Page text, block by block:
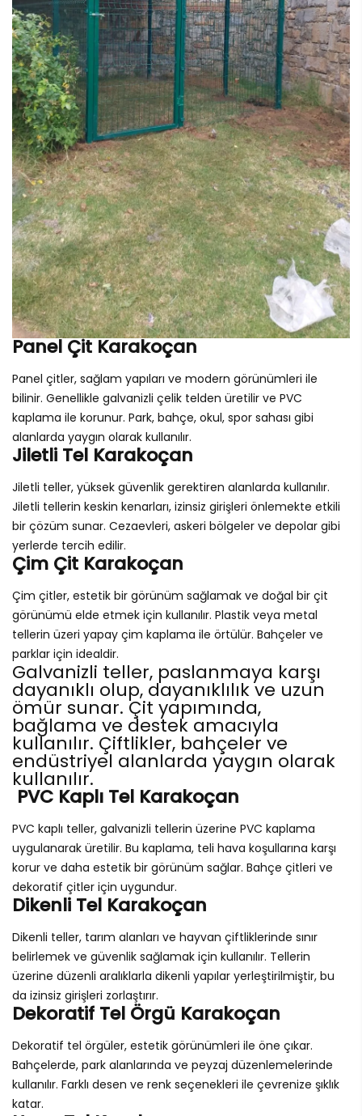
Panel Çit Karakoçan
Panel çitler, sağlam yapıları ve modern görünümleri ile
bilinir. Genellikle galvanizli çelik telden üretilir ve PVC
kaplama ile korunur. Park, bahçe, okul, spor sahası gibi
alanlarda yaygın olarak kullanılır.
Jiletli Tel Karakoçan
Jiletli teller, yüksek güvenlik gerektiren alanlarda kullanılır.
Jiletli tellerin keskin kenarları, izinsiz girişleri önlemekte etkili
bir çözüm sunar. Cezaevleri, askeri bölgeler ve depolar gibi
yerlerde tercih edilir.
Çim Çit Karakoçan
Çim çitler, estetik bir görünüm sağlamak ve doğal bir çit
görünümü elde etmek için kullanılır. Plastik veya metal
tellerin üzeri yapay çim kaplama ile örtülür. Bahçeler ve
parklar için idealdir.
Galvanizli teller, paslanmaya karşı
dayanıklı olup, dayanıklılık ve uzun
ömür sunar. Çit yapımında,
bağlama ve destek amacıyla
kullanılır. Çiftlikler, bahçeler ve
endüstriyel alanlarda yaygın olarak
kullanılır.
PVC Kaplı Tel Karakoçan
PVC kaplı teller, galvanizli tellerin üzerine PVC kaplama
uygulanarak üretilir. Bu kaplama, teli hava koşullarına karşı
korur ve daha estetik bir görünüm sağlar. Bahçe çitleri ve
dekoratif çitler için uygundur.
Dikenli Tel Karakoçan
Dikenli teller, tarım alanları ve hayvan çiftliklerinde sınır
belirlemek ve güvenlik sağlamak için kullanılır. Tellerin
üzerine düzenli aralıklarla dikenli yapılar yerleştirilmiştir, bu
da izinsiz girişleri zorlaştırır.
Dekoratif Tel Örgü Karakoçan
Dekoratif tel örgüler, estetik görünümleri ile öne çıkar.
Bahçelerde, park alanlarında ve peyzaj düzenlemelerinde
kullanılır. Farklı desen ve renk seçenekleri ile çevrenize şıklık
katar.